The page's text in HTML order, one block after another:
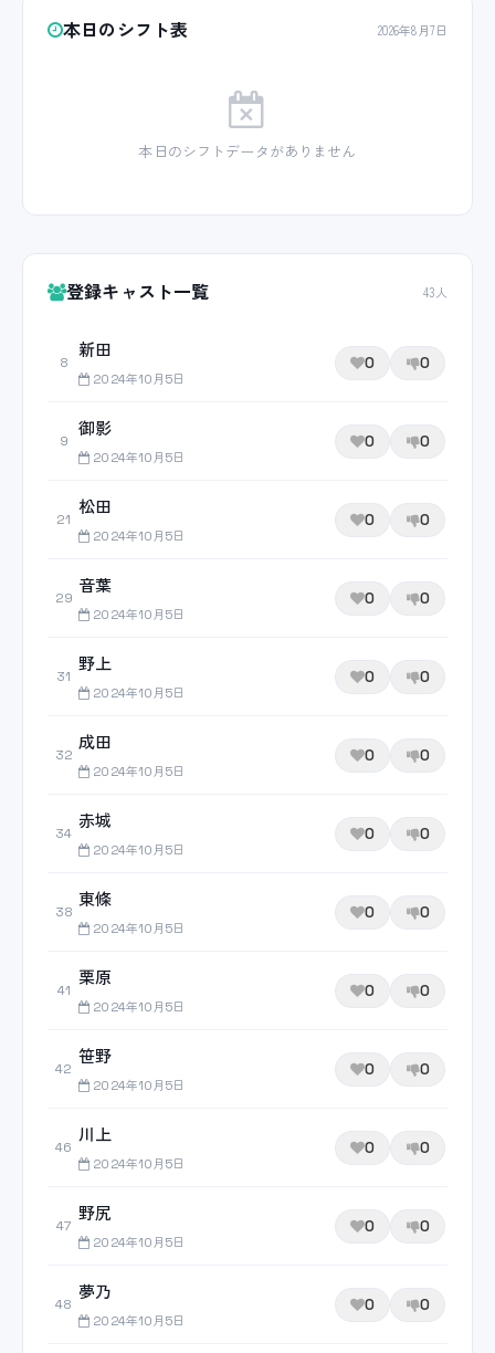
本日のシフト表 2026年8月7日
本日のシフトデータがありません
登録キャスト一覧 43人
8
新田
2024年10月5日
0 0
9
御影
2024年10月5日
0 0
21
松田
2024年10月5日
0 0
29
音葉
2024年10月5日
0 0
31
野上
2024年10月5日
0 0
32
成田
2024年10月5日
0 0
34
赤城
2024年10月5日
0 0
38
東條
2024年10月5日
0 0
41
栗原
2024年10月5日
0 0
42
笹野
2024年10月5日
0 0
46
川上
2024年10月5日
0 0
47
野尻
2024年10月5日
0 0
48
夢乃
2024年10月5日
0 0